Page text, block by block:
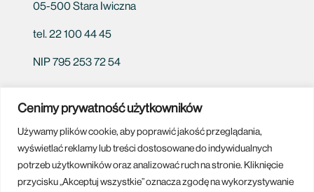
Cenimy prywatność użytkowników
Używamy plików cookie, aby poprawić jakość przeglądania,
wyświetlać reklamy lub treści dostosowane do indywidualnych
potrzeb użytkowników oraz analizować ruch na stronie. Kliknięcie
przycisku „Akceptuj wszystkie” oznacza zgodę na wykorzystywanie
05-500 Stara Iwiczna
tel. 22 100 44 45
NIP 795 253 72 54
Białystok Bydgoszcz Częstochowa Gliwice
Grudziądz
Katowice
Kielce Kraków Lublin Łódź
Olsztyn
Płock
Poznań Radom Rzeszów Siedlce